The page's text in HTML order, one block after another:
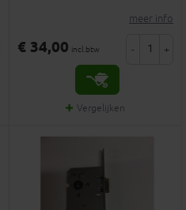
meer info
€ 34,00 incl.btw - +
Vergelijken